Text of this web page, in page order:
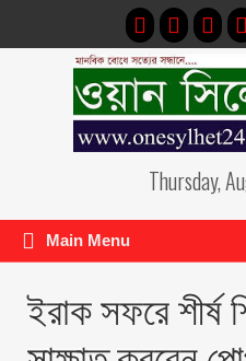
Thursday,
Main Menu
ইরাক সফরে শীর্ষ